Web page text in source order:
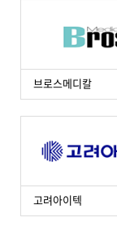
브로스메디칼
고려아이텍